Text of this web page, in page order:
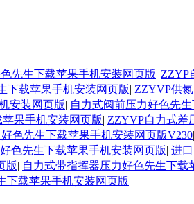
先生下载苹果手机安装网页版| ZZYP
下载苹果手机安装网页版| ZZYVP供
安装网页版| 自力式阀前压力好色先
果手机安装网页版| ZZYVP自力式差
色先生下载苹果手机安装网页版V230|
色先生下载苹果手机安装网页版| 进
版| 自力式带指挥器压力好色先生下载
下载苹果手机安装网页版|